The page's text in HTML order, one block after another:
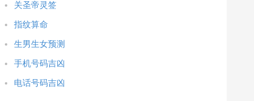
关圣帝灵签
指纹算命
生男生女预测
手机号码吉凶
电话号码吉凶